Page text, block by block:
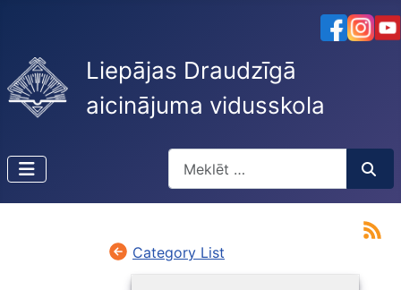
Liepājas Draudzīgā
aicinājuma vidusskola
Type 2 or more characters for
Category List